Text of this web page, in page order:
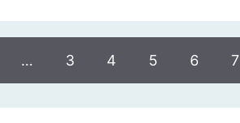
… 3 4 5 6 7